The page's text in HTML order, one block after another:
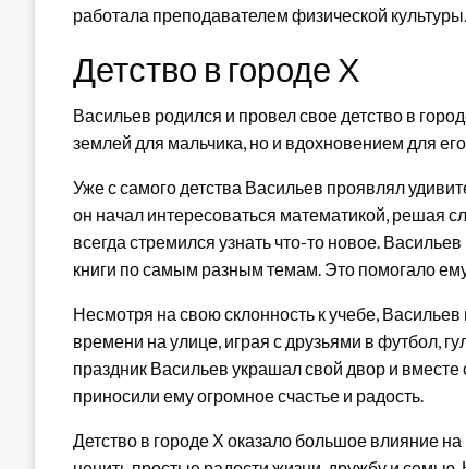
работала преподавателем физической культуры.
Детство в городе Х
Васильев родился и провел свое детство в
землей для мальчика, но и вдохновением для
Уже с самого детства Васильев проявлял
он начал интересоваться математикой, решая
всегда стремился узнать что-то новое.
книги по самым разным темам. Это помогало
Несмотря на свою склонность к учебе,
времени на улице, играя с друзьями в футбол,
праздник Васильев украшал свой двор и
приносили ему огромное счастье и радость.
Детство в городе Х оказало большое влияние